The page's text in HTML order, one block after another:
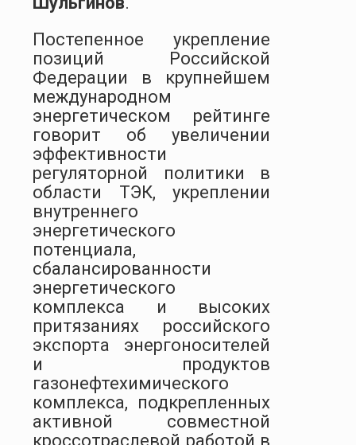
Постепенное укрепление
позиций Российской
Федерации в крупнейшем
международном
энергетическом рейтинге
говорит об увеличении
эффективности
регуляторной политики в
области ТЭК, укреплении
внутреннего
энергетического
потенциала,
сбалансированности
энергетического
комплекса и высоких
притязаниях российского
экспорта энергоносителей
и продуктов
газонефтехимического
комплекса, подкрепленных
активной совместной
кроссотраслевой работой в